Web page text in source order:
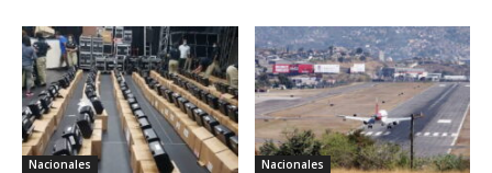
Nacionales Nacionales